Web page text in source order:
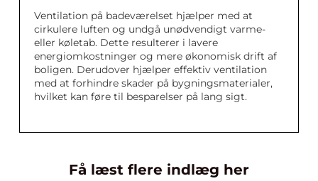
Ventilation på badeværelset hjælper med at
cirkulere luften og undgå unødvendigt varme-
eller køletab. Dette resulterer i lavere
energiomkostninger og mere økonomisk drift af
boligen. Derudover hjælper effektiv ventilation
med at forhindre skader på bygningsmaterialer,
hvilket kan føre til besparelser på lang sigt.
Få læst flere indlæg her